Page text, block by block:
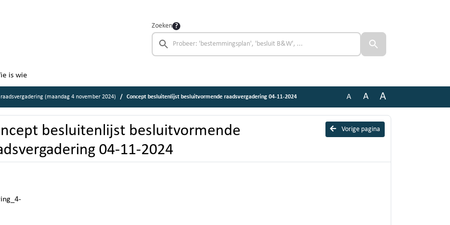
Zoeken
is wie
(maandag 4 november 2024) Concept besluitenlijst besluitvormende raadsvergadering 04-11-2024 A A A
Vorige pagina
besluitenlijst besluitvormende
04-11-2024